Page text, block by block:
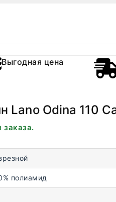
Выгодная цена
Lano Odina 110
заказа.
полиамид